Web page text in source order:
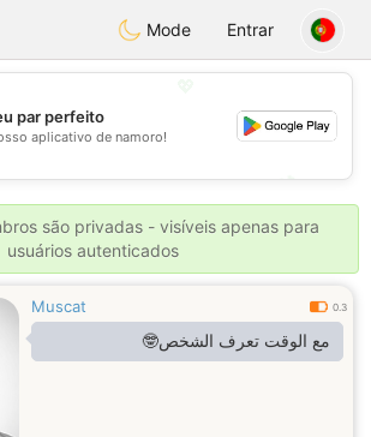
Dating
Mode Entrar
💕
💕
par perfeito
aplicativo de namoro!
são privadas - visíveis apenas para
usuários autenticados
Muscat 0.3
مع الوقت تعرف الشخص🤓